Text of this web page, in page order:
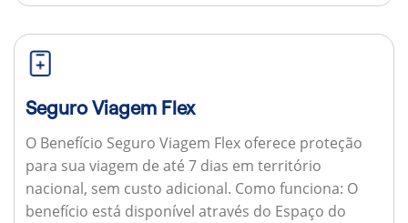
Seguro Viagem Flex
O Benefício Seguro Viagem Flex oferece proteção
para sua viagem de até 7 dias em território
nacional, sem custo adicional. Como funciona: O
benefício está disponível através do Espaço do